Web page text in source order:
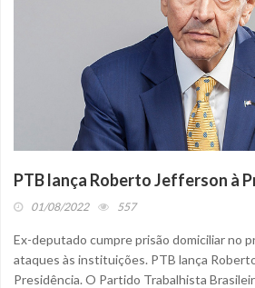
PTB lança Roberto Jefferson à
01/08/2022 557
Ex-deputado cumpre prisão domiciliar no
ataques às instituições. PTB lança
Presidência. O Partido Trabalhista